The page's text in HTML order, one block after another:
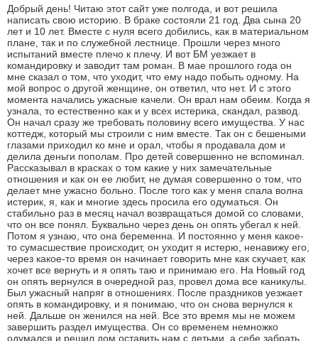
Добрый день! Читаю этот сайт уже полгода, и вот решила
написать свою историю. В браке состояли 21 год. Два сына 20
лет и 10 лет. Вместе с нуля всего добились, как в материальном
плане, так и по служебной лестнице. Прошли через много
испытаний вместе плечо к плечу. И вот БМ уезжает в
командировку и заводит там роман. В мае прошлого года он
мне сказал о том, что уходит, что ему надо побыть одному. На
мой вопрос о другой женщине, он ответил, что нет. И с этого
момента начались ужасные качели. Он врал нам обеим. Когда я
узнала, то естественно как и у всех истерика, скандал, развод.
Он начал сразу же требовать половину всего имущества. У нас
коттедж, который мы строили с ним вместе. Так он с бешеными
глазами приходил ко мне и орал, чтобы я продавала дом и
делила деньги пополам. Про детей совершенно не вспоминал.
Рассказывал в красках о том какие у них замечательные
отношения и как он ее любит, не думая совершенно о том, что
делает мне ужасно больно. После того как у меня спала волна
истерик, я, как и многие здесь просила его одуматься. Он
стабильно раз в месяц начал возвращаться домой со словами,
что он все понял. Буквально через день он опять убегал к ней.
Потом я узнаю, что она беременна. И постоянно у меня какое-
то сумасшествие происходит, он уходит я истерю, ненавижу его,
через какое-то время он начинает говорить мне как скучает, как
хочет все вернуть и я опять таю и принимаю его. На Новый год
он опять вернулся в очередной раз, провел дома все каникулы.
Был ужасный напряг в отношениях. После праздников уезжает
опять в командировку, и я понимаю, что он снова вернулся к
ней. Дальше он женился на ней. Все это время мы не можем
завершить раздел имущества. Он со временем немножко
одумался и решил дом оставить нам с детьми, а себе забрать